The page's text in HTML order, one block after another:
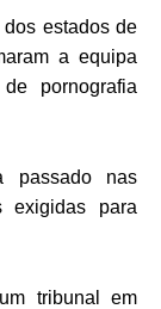
estados de
a equipa
pornografia
passado nas
exigidas para
tribunal em